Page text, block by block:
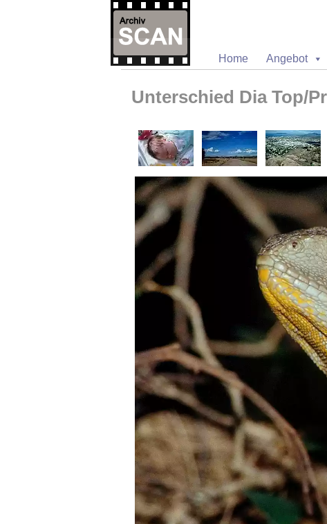
Home
Angebot
Unterschied Dia Top/